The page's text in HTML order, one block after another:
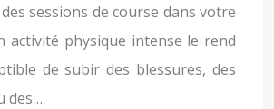
des sessions de course dans votre
activité physique intense le rend
de subir des blessures, des
des…